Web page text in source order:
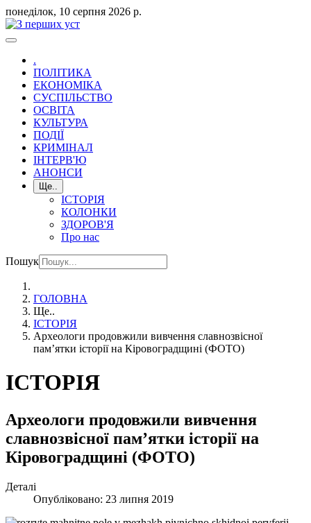
понеділок, 10 серпня 2026 р.
.
ПОЛІТИКА
ЕКОНОМІКА
СУСПІЛЬСТВО
ОСВІТА
КУЛЬТУРА
ПОДІЇ
КРИМІНАЛ
ІНТЕРВ'Ю
АНОНСИ
Ще..
ІСТОРІЯ
КОЛОНКИ
ЗДОРОВ'Я
Про нас
Пошук
ГОЛОВНА
Ще..
ІСТОРІЯ
Археологи продовжили вивчення славнозвісної
пам’ятки історії на Кіровоградщині (ФОТО)
ІСТОРІЯ
Археологи продовжили вивчення
славнозвісної пам’ятки історії на
Кіровоградщині (ФОТО)
Деталі
Опубліковано: 23 липня 2019